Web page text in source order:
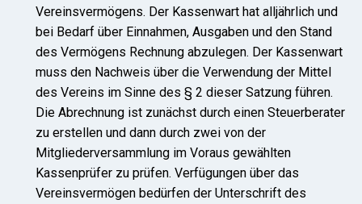
Vereinsvermögens. Der Kassenwart hat alljährlich und
bei Bedarf über Einnahmen, Ausgaben und den Stand
des Vermögens Rechnung abzulegen. Der Kassenwart
muss den Nachweis über die Verwendung der Mittel
des Vereins im Sinne des § 2 dieser Satzung führen.
Die Abrechnung ist zunächst durch einen Steuerberater
zu erstellen und dann durch zwei von der
Mitgliederversammlung im Voraus gewählten
Kassenprüfer zu prüfen. Verfügungen über das
Vereinsvermögen bedürfen der Unterschrift des